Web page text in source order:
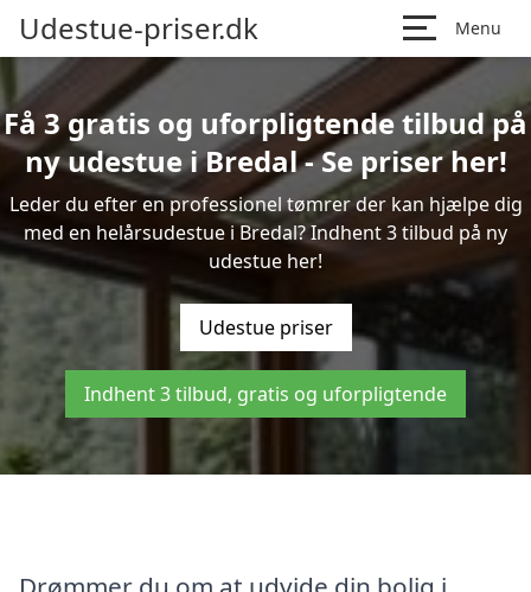
Udestue-priser.dk Menu
Få 3 gratis og uforpligtende tilbud på
ny udestue i Bredal - Se priser her!
Leder du efter en professionel tømrer der kan hjælpe dig
med en helårsudestue i Bredal? Indhent 3 tilbud på ny
udestue her!
Udestue priser
Indhent 3 tilbud, gratis og uforpligtende